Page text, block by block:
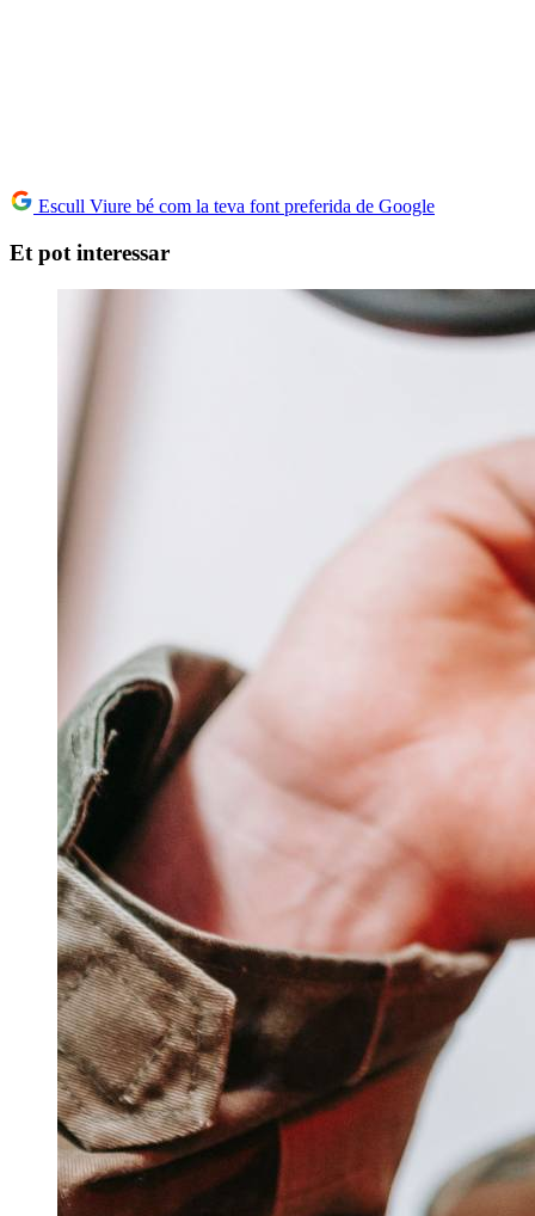
Escull Viure bé com la teva font preferida de Google
Et pot interessar